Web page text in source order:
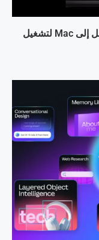
بعد هيمنته على أندرويد: GameHub يصل إلى Mac لتشغيل